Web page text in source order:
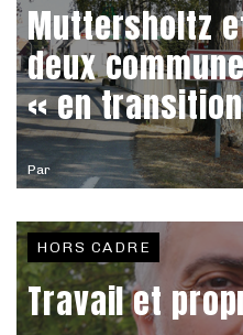
Par
Muttersholtz
deux
« en
HORS CADRE
Travail et